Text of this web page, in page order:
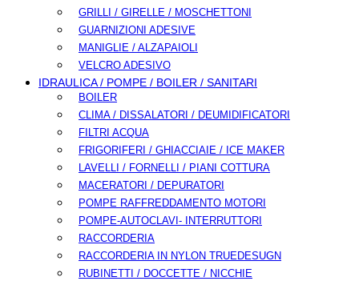
GRILLI / GIRELLE / MOSCHETTONI
GUARNIZIONI ADESIVE
MANIGLIE / ALZAPAIOLI
VELCRO ADESIVO
IDRAULICA / POMPE / BOILER / SANITARI
BOILER
CLIMA / DISSALATORI / DEUMIDIFICATORI
FILTRI ACQUA
FRIGORIFERI / GHIACCIAIE / ICE MAKER
LAVELLI / FORNELLI / PIANI COTTURA
MACERATORI / DEPURATORI
POMPE RAFFREDDAMENTO MOTORI
POMPE-AUTOCLAVI- INTERRUTTORI
RACCORDERIA
RACCORDERIA IN NYLON TRUEDESUGN
RUBINETTI / DOCCETTE / NICCHIE